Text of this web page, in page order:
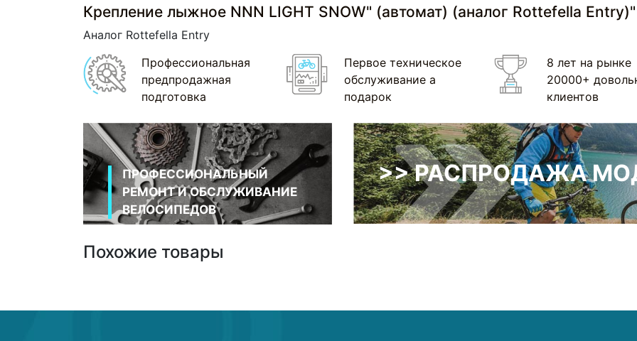
Крепление лыжное NNN LIGHT SNOW" (автомат) (аналог Rottefella Entry)"
Аналог Rottefella Entry
Профессиональная
предпродажная
подготовка
Первое техническое
обслуживание а
подарок
8 лет на рынке
20000+
клиентов
ПРОФЕССИОНАЛЬНЫЙ
РЕМОНТ И ОБСЛУЖИВАНИЕ
ВЕЛОСИПЕДОВ
>> РАСПРОДАЖА
Похожие товары